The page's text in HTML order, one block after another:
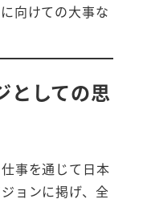
向けての大事な
としての思
事を通じて日本
ョンに掲げ、全